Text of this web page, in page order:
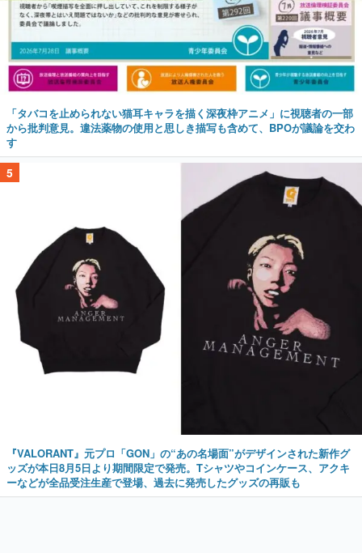
「タバコを止められない猫耳キャラを描く深夜枠アニメ」に視聴者の一部
から批判意見。違法薬物の使用と思しき描写も含めて、BPOが議論を交わ
す
5
『VALORANT』元プロ「GON」の“あの名場面”がデザインされた新作グ
ッズが本日8月5日より期間限定で発売。Tシャツやコインケース、アクキ
ーなどが全品受注生産で登場、過去に発売したグッズの再販も